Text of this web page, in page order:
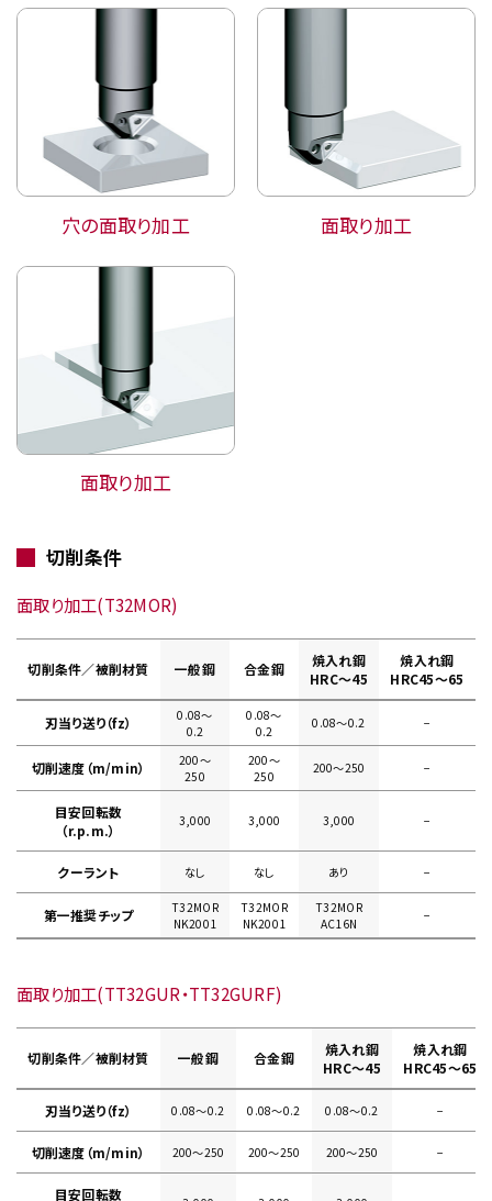
穴の面取り加工 面取り加工
面取り加工
切削条件
面取り加工(T32MOR)
切削条件／被削材質 一般鋼 合金鋼
焼入れ鋼
HRC～45
焼入れ鋼
HRC45～65
刃当り送り（fz）
0.08〜
0.2
0.08〜
0.2
0.08〜0.2 −
切削速度（m/min）
200〜
250
200〜
250
200〜250 −
目安回転数
（r.p.m.）
3,000 3,000 3,000 −
クーラント なし なし あり −
第一推奨チップ
T32MOR
NK2001
T32MOR
NK2001
T32MOR
AC16N
−
面取り加工(TT32GUR・TT32GURF)
切削条件／被削材質 一般鋼 合金鋼
焼入れ鋼
HRC～45
焼入れ鋼
HRC45～65
刃当り送り（fz） 0.08〜0.2 0.08〜0.2 0.08〜0.2 −
切削速度（m/min） 200〜250 200〜250 200〜250 −
目安回転数